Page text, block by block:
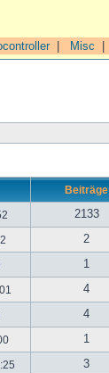
| Misc
Beiträge
2133
2
1
4
4
1
3